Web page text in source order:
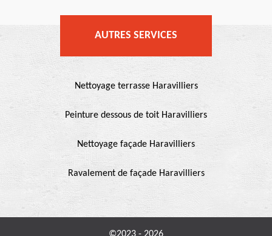
AUTRES SERVICES
Nettoyage terrasse Haravilliers
Peinture dessous de toit Haravilliers
Nettoyage façade Haravilliers
Ravalement de façade Haravilliers
©2023 - 2026